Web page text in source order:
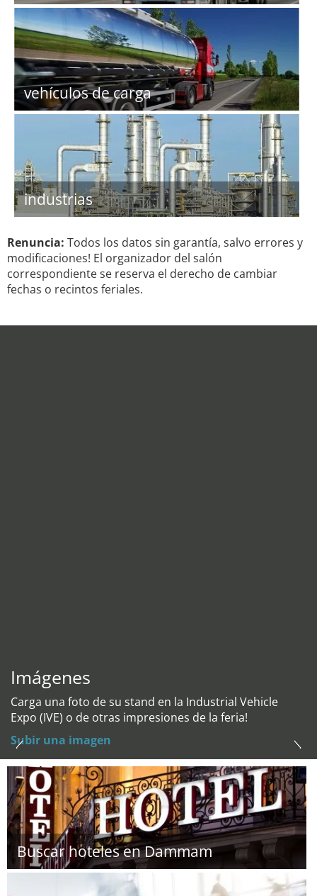
vehículos de carga
industrias
Renuncia: Todos los datos sin garantía, salvo errores y
modificaciones! El organizador del salón
correspondiente se reserva el derecho de cambiar
fechas o recintos feriales.
Imágenes
Carga una foto de su stand en la Industrial Vehicle
Expo (IVE) o de otras impresiones de la feria!
Subir una imagen
Buscar hoteles en Dammam